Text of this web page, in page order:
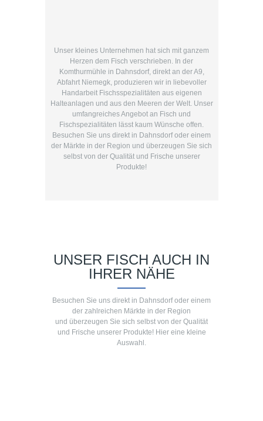
Unser kleines Unternehmen hat sich mit ganzem
Herzen dem Fisch verschrieben. In der
Komthurmühle in Dahnsdorf, direkt an der A9,
Abfahrt Niemegk, produzieren wir in liebevoller
Handarbeit Fischsspezialitäten aus eigenen
Halteanlagen und aus den Meeren der Welt. Unser
umfangreiches Angebot an Fisch und
Fischspezialitäten lässt kaum Wünsche offen.
Besuchen Sie uns direkt in Dahnsdorf oder einem
der Märkte in der Region und überzeugen Sie sich
selbst von der Qualität und Frische unserer
Produkte!
UNSER FISCH AUCH IN
IHRER NÄHE
Besuchen Sie uns direkt in Dahnsdorf oder einem
der zahlreichen Märkte in der Region
und überzeugen Sie sich selbst von der Qualität
und Frische unserer Produkte! Hier eine kleine
Auswahl.